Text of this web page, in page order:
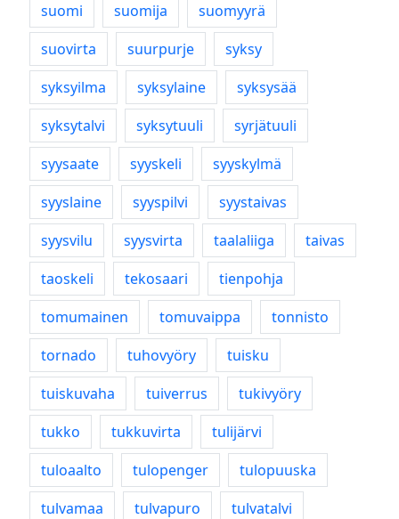
suomi
suomija
suomyyrä
suovirta
suurpurje
syksy
syksyilma
syksylaine
syksysää
syksytalvi
syksytuuli
syrjätuuli
syysaate
syyskeli
syyskylmä
syyslaine
syyspilvi
syystaivas
syysvilu
syysvirta taalaliiga
taivas
taoskeli
tekosaari
tienpohja
tomumainen
tomuvaippa
tonnisto
tornado
tuhovyöry
tuisku
tuiskuvaha
tuiverrus
tukivyöry
tukko
tukkuvirta
tulijärvi
tuloaalto
tulopenger
tulopuuska
tulvamaa
tulvapuro
tulvatalvi